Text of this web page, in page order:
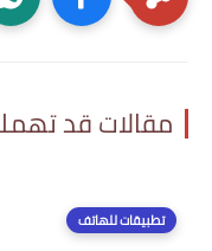
مقالات قد
تطبيقات للهاتف